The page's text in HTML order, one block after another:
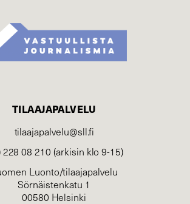
TILAAJAPALVELU
tilaajapalvelu@sll.fi
228 08 210 (arkisin klo 9-15)
Luonto/tilaajapalvelu
Sörnäistenkatu 1
00580 Helsinki